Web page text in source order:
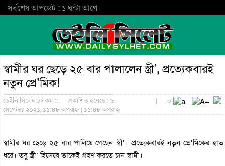
সর্বশেষ আপডেট : ১ ঘন্টা আগে
স্বামীর ঘর ছেড়ে ২৫ বার পালালেন স্ত্রী’, প্রত্যেকবারই
নতুন প্রে’মিক!
ডেইলি সিলেট ডট কম ::
প্রকাশিত হয়েছে : ৯
সেপ্টেম্বর ২০২১, ১১:৪৮ অপরাহ্ন | ১১:৪৮ অপরাহ্ন
| ০
স্বামীর ঘর ছেড়ে ২৫ বার পালিয়ে গেছেন স্ত্রী’। প্রত্যেকবারই নতুন প্রে’মিকের হাত
ধরে। তবু স্ত্রী’ হিসেবে তাকেই গ্রহণ করতে চান স্বামী।